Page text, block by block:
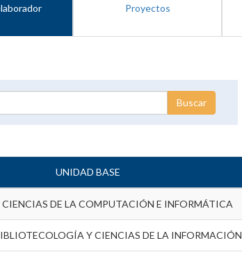
Proyectos
UNIDAD BASE
CIENCIAS DE LA COMPUTACIÓN E INFORMÁTICA
Y CIENCIAS DE LA INFORMACIÓN